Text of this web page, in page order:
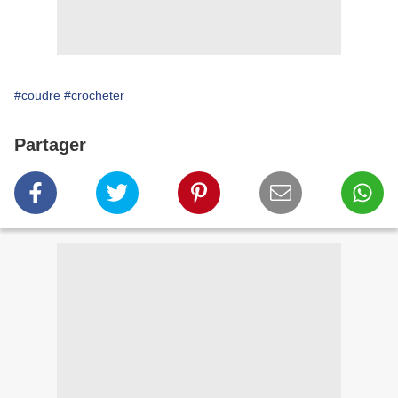
#coudre #crocheter
Partager